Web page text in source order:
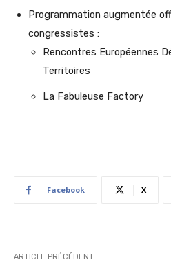
Programmation augmentée
congressistes :
Rencontres Européennes
Territoires
La Fabuleuse Factory
Facebook X
ARTICLE PRÉCÉDENT